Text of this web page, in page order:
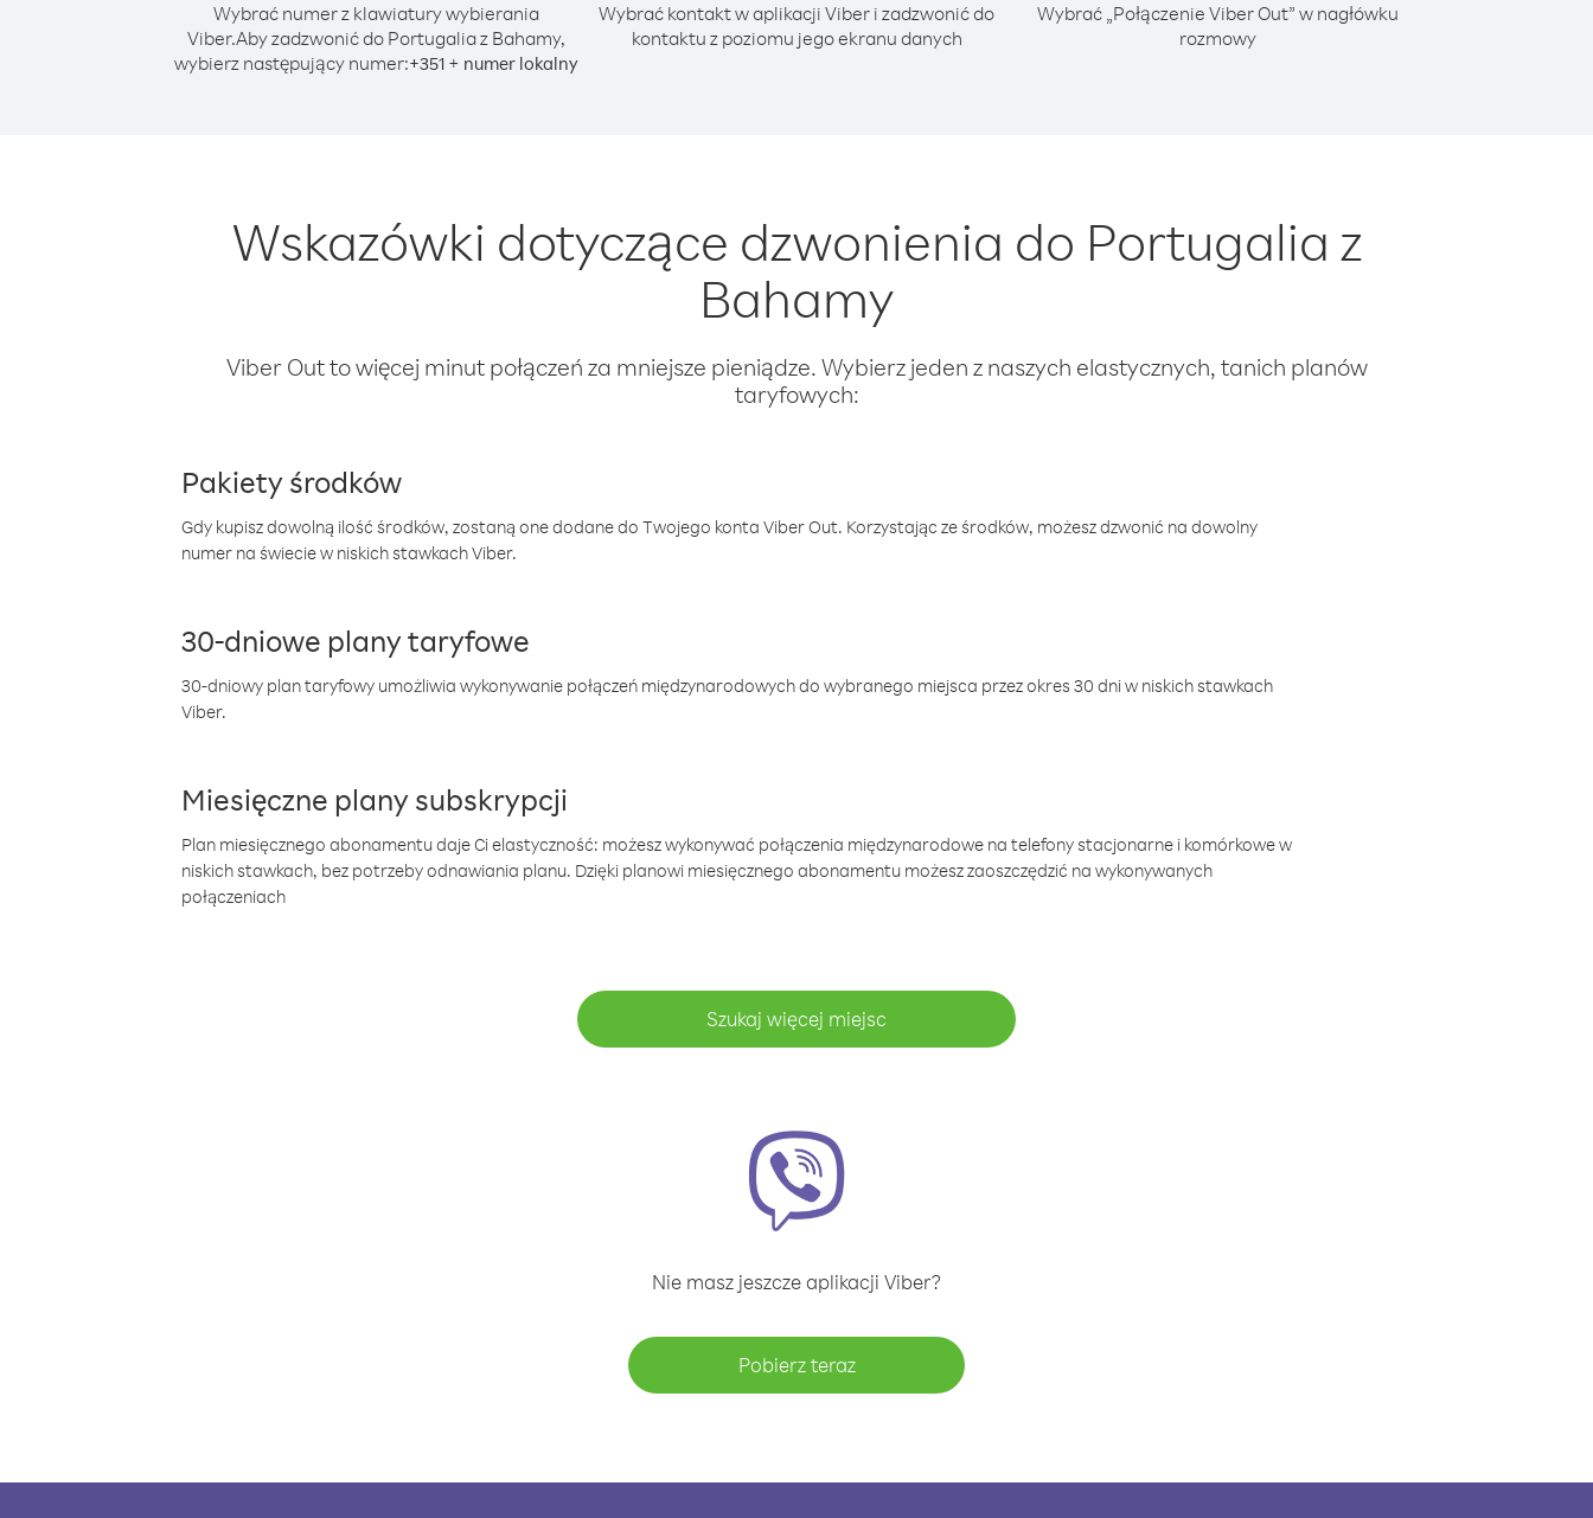
Wybrać numer z klawiatury wybierania
Viber.Aby zadzwonić do Portugalia z Bahamy,
wybierz następujący numer:+351+ numer lokalny
Wybrać kontakt w aplikacji Viber i zadzwonić do
kontaktu z poziomu jego ekranu danych
Wybrać „Połączenie Viber Out” w nagłówku
rozmowy
Wskazówki dotyczące dzwonienia do Portugalia z
Bahamy
Viber Out to więcej minut połączeń za mniejsze pieniądze. Wybierz jeden z naszych elastycznych, tanich planów
taryfowych:
Pakiety środków
Gdy kupisz dowolną ilość środków, zostaną one dodane do Twojego konta Viber Out. Korzystając ze środków, możesz dzwonić na dowolny
numer na świecie w niskich stawkach Viber.
30-dniowe plany taryfowe
30-dniowy plan taryfowy umożliwia wykonywanie połączeń międzynarodowych do wybranego miejsca przez okres 30 dni w niskich stawkach
Viber.
Miesięczne plany subskrypcji
Plan miesięcznego abonamentu daje Ci elastyczność: możesz wykonywać połączenia międzynarodowe na telefony stacjonarne i komórkowe w
niskich stawkach, bez potrzeby odnawiania planu. Dzięki planowi miesięcznego abonamentu możesz zaoszczędzić na wykonywanych
połączeniach
Szukaj więcej miejsc
Nie masz jeszcze aplikacji Viber?
Pobierz teraz